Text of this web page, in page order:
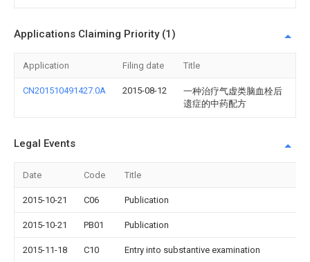
Applications Claiming Priority (1)
Application Filing date Title
CN201510491427.0A 2015-08-12
一种治疗气虚类脑血栓后
遗症的中药配方
Legal Events
Date Code Title
2015-10-21 C06 Publication
2015-10-21 PB01 Publication
2015-11-18 C10 Entry into substantive examination